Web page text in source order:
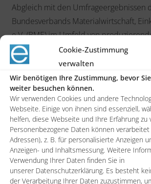
Cookie-Zustimmung
verwalten
Wir benötigen Ihre Zustimmung, bevor
weiter besuchen können.
Wir verwenden Cookies und andere
Webseite. Einige von ihnen sind essenziell,
helfen, diese Webseite und Ihre Erfahrung zu
Personenbezogene Daten können verarbeitet
Adressen), z. B. für personalisierte Anzeigen
Anzeigen- und Inhaltsmessung. Weitere
Verwendung Ihrer Daten finden Sie in
unserer Datenschutzerklärung. Es besteht
der Verarbeitung Ihrer Daten zuzustimmen,
Abgleich mit den Umfrageergebnissen
Bundesverbands Materialwirtschaft,
e.V. (BME) im Umfeld von
mittelständischen Unternehmen zum
Chain Risk Management. Sichern Sie
Wissensvorsprung für Ihr Recruiting!
Whitepaper auf Basis von
Recherchen in 2020
Umfang: 15 Seiten
Format: PDF
Größe: 730 KB